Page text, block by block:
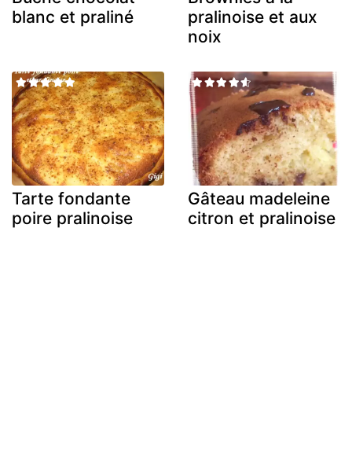
blanc et praliné
pralinoise et aux
noix
Tarte fondante
poire pralinoise
Gâteau madeleine
citron et pralinoise